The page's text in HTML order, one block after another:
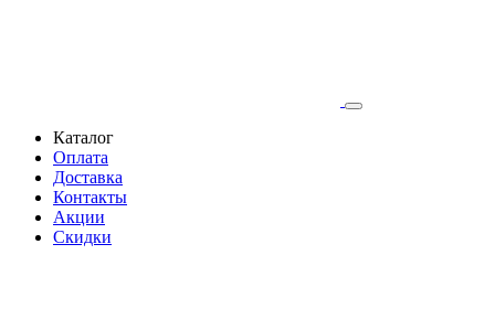
Каталог
Оплата
Доставка
Контакты
Акции
Скидки